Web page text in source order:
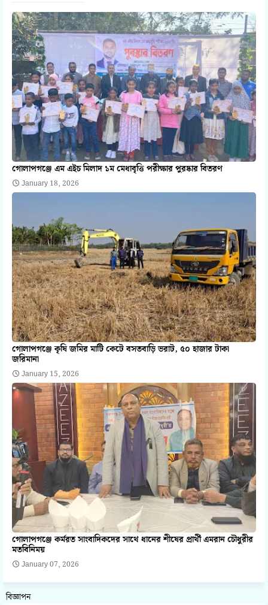
গোলাপগঞ্জে এম এইচ মিলাদ ১ম মেধাবৃত্তি পরীক্ষার পুরষ্কার বিতরণ
January 18, 2026
গোলাপগঞ্জে কৃষি জমির মাটি কেটে বসতবাড়ি ভরাট, ৫০ হাজার টাকা
জরিমানা
January 15, 2026
গোলাপগঞ্জে কর্মরত সাংবাদিকদের সাথে ধানের শীষের প্রার্থী এমরান চৌধুরীর
মতবিনিময়
January 07, 2026
বিজ্ঞাপন